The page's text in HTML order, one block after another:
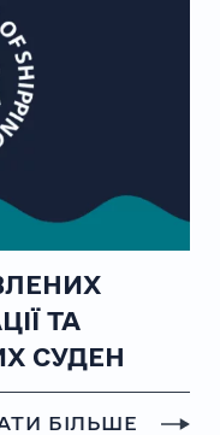
ТА
СУДЕН
БІЛЬШЕ